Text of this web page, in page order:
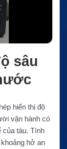
sâu
hiển thị độ
vận hành có
của tàu. Tính
hở an